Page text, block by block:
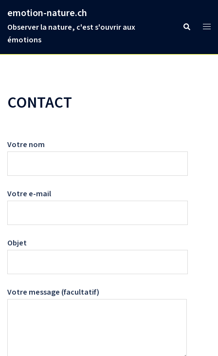
au
contenu
emotion-nature.ch
Observer la nature, c'est s'ouvrir aux
émotions
Rechercher
CONTACT
Votre nom
Votre e-mail
Objet
Votre message (facultatif)